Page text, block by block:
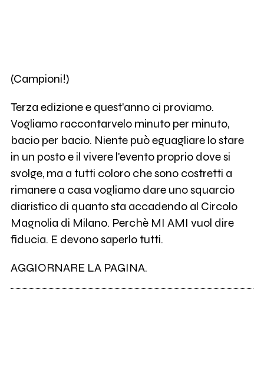
(Campioni!)
Terza edizione e quest'anno ci proviamo.
Vogliamo raccontarvelo minuto per minuto,
bacio per bacio. Niente può eguagliare lo stare
in un posto e il vivere l'evento proprio dove si
svolge, ma a tutti coloro che sono costretti a
rimanere a casa vogliamo dare uno squarcio
diaristico di quanto sta accadendo al Circolo
Magnolia di Milano. Perchè MI AMI vuol dire
fiducia. E devono saperlo tutti.
AGGIORNARE LA PAGINA.